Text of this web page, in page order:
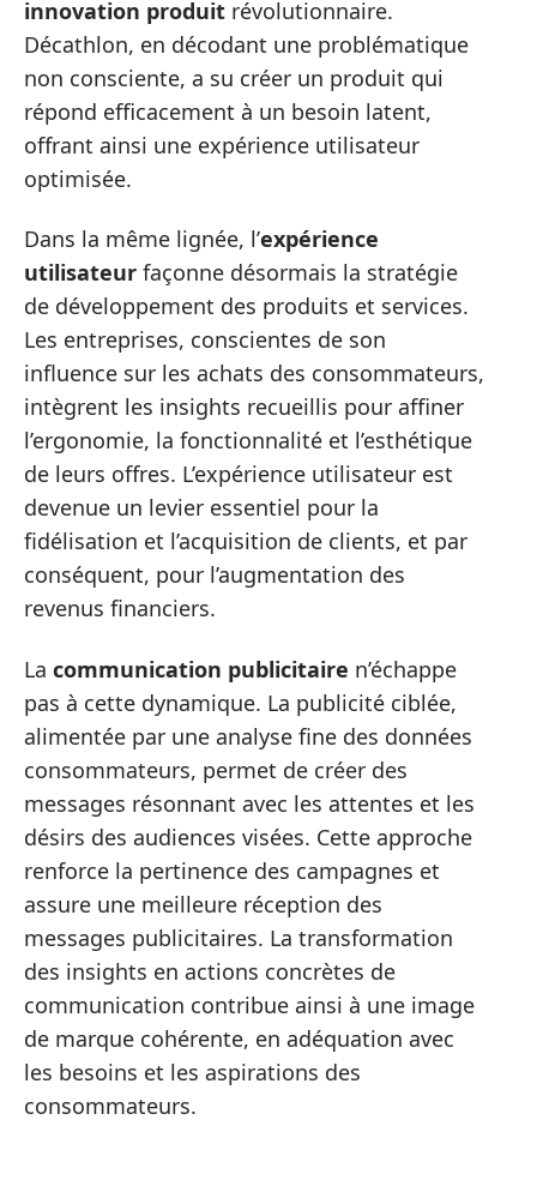
innovation produit révolutionnaire.
Décathlon, en décodant une problématique
non consciente, a su créer un produit qui
répond efficacement à un besoin latent,
offrant ainsi une expérience utilisateur
optimisée.
Dans la même lignée, l’expérience
utilisateur façonne désormais la stratégie
de développement des produits et services.
Les entreprises, conscientes de son
influence sur les achats des consommateurs,
intègrent les insights recueillis pour affiner
l’ergonomie, la fonctionnalité et l’esthétique
de leurs offres. L’expérience utilisateur est
devenue un levier essentiel pour la
fidélisation et l’acquisition de clients, et par
conséquent, pour l’augmentation des
revenus financiers.
La communication publicitaire n’échappe
pas à cette dynamique. La publicité ciblée,
alimentée par une analyse fine des données
consommateurs, permet de créer des
messages résonnant avec les attentes et les
désirs des audiences visées. Cette approche
renforce la pertinence des campagnes et
assure une meilleure réception des
messages publicitaires. La transformation
des insights en actions concrètes de
communication contribue ainsi à une image
de marque cohérente, en adéquation avec
les besoins et les aspirations des
consommateurs.